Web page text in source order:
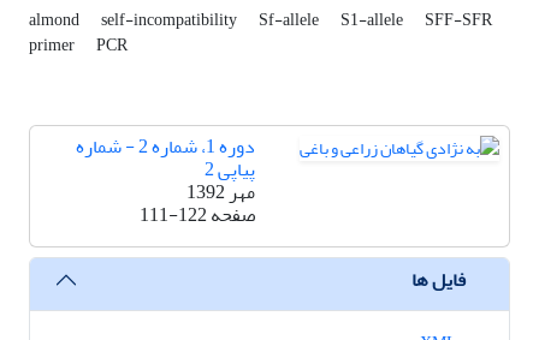
almond self-incompatibility Sf-allele S1-allele SFF-SFR
primer PCR
دوره 1، شماره 2 - شماره
پیاپی 2
مهر 1392
صفحه111-122
فایل ها